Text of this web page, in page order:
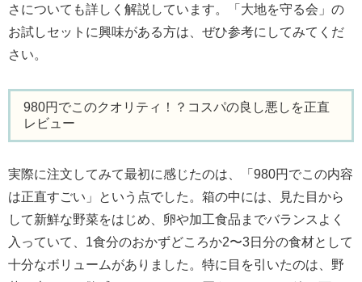
さについても詳しく解説しています。「大地を守る会」の
お試しセットに興味がある方は、ぜひ参考にしてみてくだ
さい。
980円でこのクオリティ！？コスパの良し悪しを正直
レビュー
実際に注文してみて最初に感じたのは、「980円でこの内容
は正直すごい」という点でした。箱の中には、見た目から
して新鮮な野菜をはじめ、卵や加工食品までバランスよく
入っていて、1食分のおかずどころか2〜3日分の食材として
十分なボリュームがありました。特に目を引いたのは、野